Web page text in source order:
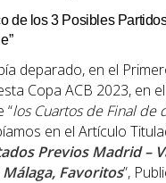
de los 3 Posibles
deparado, en el
Copa ACB 2023, en
“los Cuartos de Final de
en el Artículo
Previos Madrid –
Favoritos”,